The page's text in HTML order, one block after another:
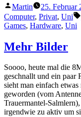
Veröffentlicht
von
Martin 25. Februar
Computer, Privat, Uni
Games, Hardware, Uni
Mehr Bilder
Soooo, heute mal die
geschnallt und ein paar
sieht man einfach
geworden (vom
Trauermantel-
irgendwie zu aktiv um